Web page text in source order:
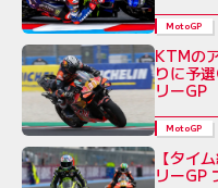
MotoGP
KTMの
りに予
リーGP
MotoGP
【タイ
リーGP